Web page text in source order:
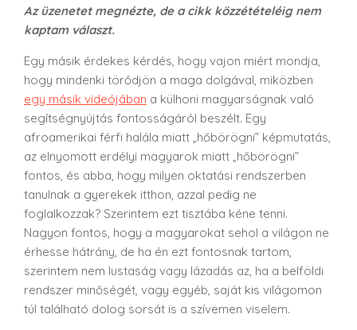
Az üzenetet megnézte, de a cikk közzétételéig nem
kaptam választ.
Egy másik érdekes kérdés, hogy vajon miért mondja,
hogy mindenki törődjön a maga dolgával, miközben
egy másik videójában a külhoni magyarságnak való
segítségnyújtás fontosságáról beszélt. Egy
afroamerikai férfi halála miatt „hőbörögni” képmutatás,
az elnyomott erdélyi magyarok miatt „hőbörögni”
fontos, és abba, hogy milyen oktatási rendszerben
tanulnak a gyerekek itthon, azzal pedig ne
foglalkozzak? Szerintem ezt tisztába kéne tenni.
Nagyon fontos, hogy a magyarokat sehol a világon ne
érhesse hátrány, de ha én ezt fontosnak tartom,
szerintem nem lustaság vagy lázadás az, ha a belföldi
rendszer minőségét, vagy egyéb, saját kis világomon
túl található dolog sorsát is a szívemen viselem.